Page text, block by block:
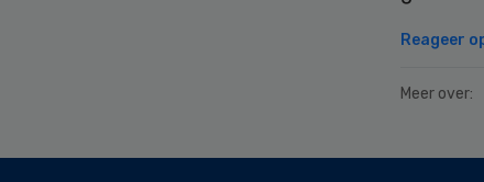
Reageer
Meer over: